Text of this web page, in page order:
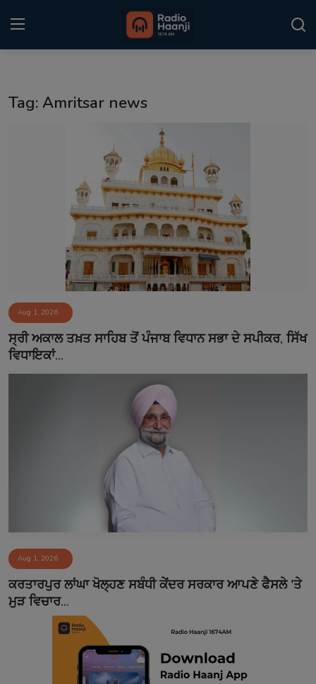
Matrimonial
Event
Contact
Tag: Amritsar news
Aug 1, 2026
ਸ੍ਰੀ ਅਕਾਲ ਤਖ਼ਤ ਸਾਹਿਬ ਤੋਂ ਪੰਜਾਬ ਵਿਧਾਨ ਸਭਾ ਦੇ ਸਪੀਕਰ, ਸਿੱਖ
ਵਿਧਾਇਕਾਂ...
Aug 1, 2026
ਕਰਤਾਰਪੁਰ ਲਾਂਘਾ ਖੋਲ੍ਹਣ ਸਬੰਧੀ ਕੇਂਦਰ ਸਰਕਾਰ ਆਪਣੇ ਫੈਸਲੇ 'ਤੇ
ਮੁੜ ਵਿਚਾਰ...